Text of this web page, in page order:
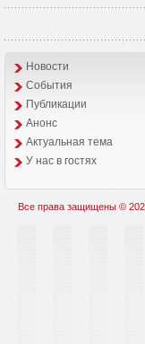
Новости
События
Публикации
Анонс
Aктуальная тема
У нас в гостях
Все права защищены ©